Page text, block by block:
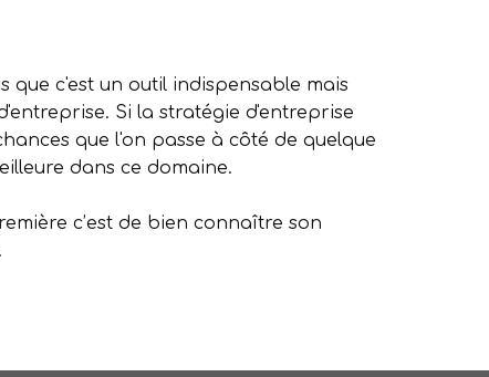
que c'est un outil indispensable mais
Si la stratégie d'entreprise
que l'on passe à côté de quelque
dans ce domaine.
c’est de bien connaître son